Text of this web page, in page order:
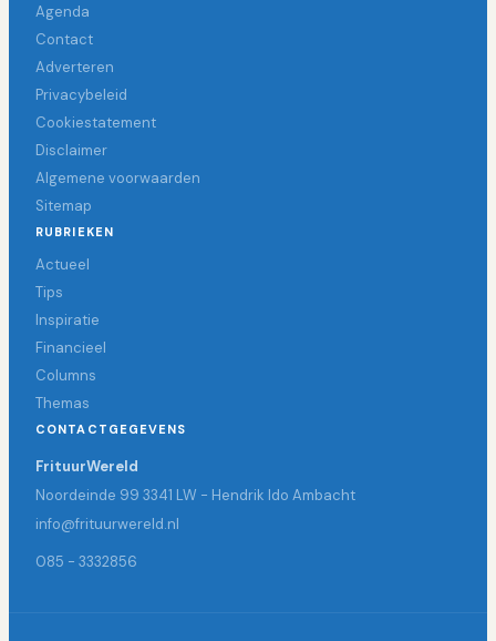
Agenda
Contact
Adverteren
Privacybeleid
Cookiestatement
Disclaimer
Algemene voorwaarden
Sitemap
RUBRIEKEN
Actueel
Tips
Inspiratie
Financieel
Columns
Themas
CONTACTGEGEVENS
FrituurWereld
Noordeinde 99 3341 LW - Hendrik Ido Ambacht
info@frituurwereld.nl
085 - 3332856